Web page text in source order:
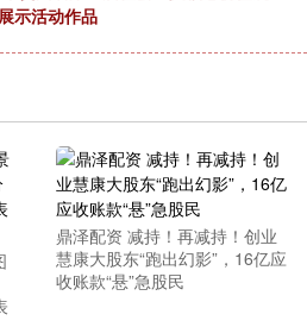
示活动作品
鼎泽配资 减持！再减持！创业
慧康大股东“跑出幻影”，16亿应
收账款“悬”急股民